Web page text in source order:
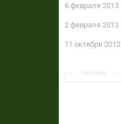
6 февраля 2013
2 февраля 2013
11 октября 2012
Реклама